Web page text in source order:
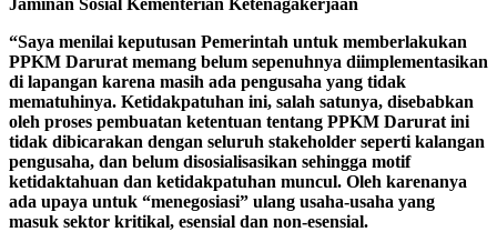
“Saya menilai keputusan Pemerintah untuk memberlakukan
PPKM Darurat memang belum sepenuhnya diimplementasikan
di lapangan karena masih ada pengusaha yang tidak
mematuhinya. Ketidakpatuhan ini, salah satunya, disebabkan
oleh proses pembuatan ketentuan tentang PPKM Darurat ini
tidak dibicarakan dengan seluruh stakeholder seperti kalangan
pengusaha, dan belum disosialisasikan sehingga motif
ketidaktahuan dan ketidakpatuhan muncul. Oleh karenanya
ada upaya untuk “menegosiasi” ulang usaha-usaha yang
masuk sektor kritikal, esensial dan non-esensial.